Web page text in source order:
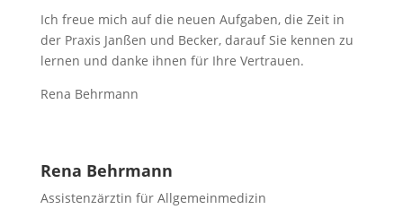
Ich freue mich auf die neuen Aufgaben, die Zeit in
der Praxis Janßen und Becker, darauf Sie kennen zu
lernen und danke ihnen für Ihre Vertrauen.
Rena Behrmann
Rena Behrmann
Assistenzärztin für Allgemeinmedizin